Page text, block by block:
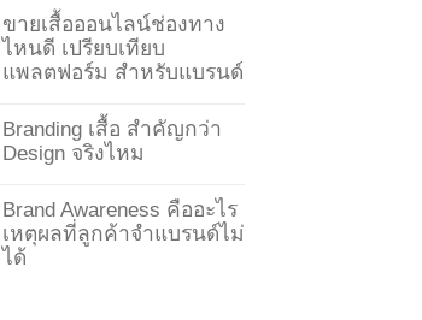
ขายเสื้อออนไลน์ช่องทาง
ไหนดี เปรียบเทียบ
แพลตฟอร์ม สำหรับแบรนด์
Branding เสื้อ สำคัญกว่า
Design จริงไหม
Brand Awareness คืออะไร
เหตุผลที่ลูกค้าจำแบรนด์ไม่
ได้